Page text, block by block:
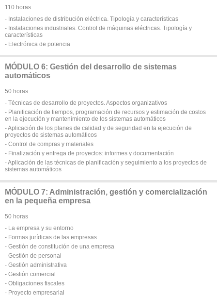
110 horas
- Instalaciones de distribución eléctrica. Tipología y características
- Instalaciones industriales. Control de máquinas eléctricas. Tipología y
características
- Electrónica de potencia
MÓDULO 6: Gestión del desarrollo de sistemas
automáticos
50 horas
- Técnicas de desarrollo de proyectos. Aspectos organizativos
- Planificación de tiempos, programación de recursos y estimación de costos
en la ejecución y mantenimiento de los sistemas automáticos
- Aplicación de los planes de calidad y de seguridad en la ejecución de
proyectos de sistemas automáticos
- Control de compras y materiales
- Finalización y entrega de proyectos: informes y documentación
- Aplicación de las técnicas de planificación y seguimiento a los proyectos de
sistemas automáticos
MÓDULO 7: Administración, gestión y comercialización
en la pequeña empresa
50 horas
- La empresa y su entorno
- Formas jurídicas de las empresas
- Gestión de constitución de una empresa
- Gestión de personal
- Gestión administrativa
- Gestión comercial
- Obligaciones fiscales
- Proyecto empresarial